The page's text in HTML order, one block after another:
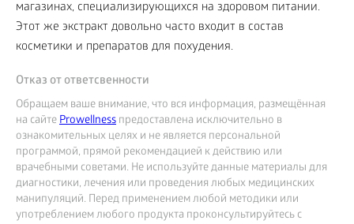
магазинах, специализирующихся на здоровом питании.
Этот же экстракт довольно часто входит в состав
косметики и препаратов для похудения.
Отказ от ответсвенности
Обращаем ваше внимание, что вся информация, размещённая
на сайтеProwellness предоставлена исключительно в
ознакомительных целях и не является персональной
программой, прямой рекомендацией к действию или
врачебными советами. Не используйте данные материалы для
диагностики, лечения или проведения любых медицинских
манипуляций. Перед применением любой методики или
употреблением любого продукта проконсультируйтесь с